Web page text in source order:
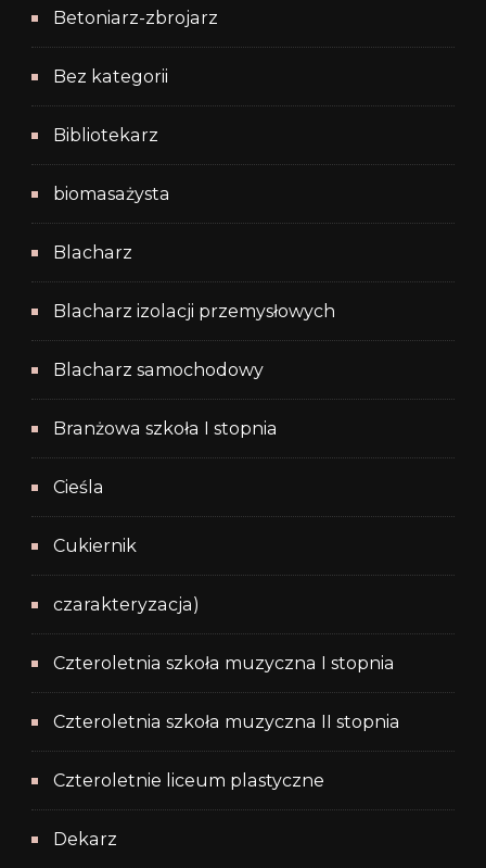
Betoniarz-zbrojarz
Bez kategorii
Bibliotekarz
biomasażysta
Blacharz
Blacharz izolacji przemysłowych
Blacharz samochodowy
Branżowa szkoła I stopnia
Cieśla
Cukiernik
czarakteryzacja)
Czteroletnia szkoła muzyczna I stopnia
Czteroletnia szkoła muzyczna II stopnia
Czteroletnie liceum plastyczne
Dekarz